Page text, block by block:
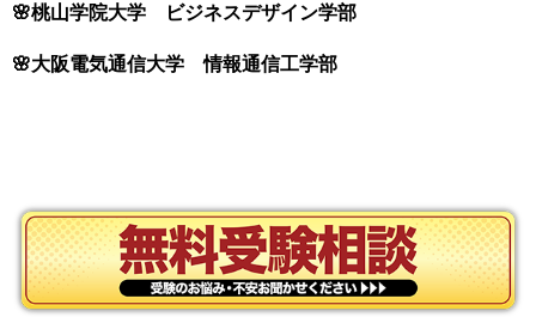
🌸桃山学院大学 ビジネスデザイン学部
🌸大阪電気通信大学 情報通信工学部